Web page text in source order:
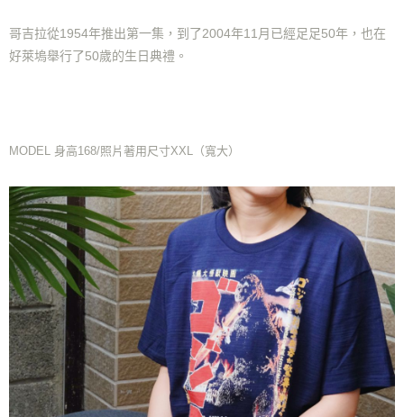
哥吉拉從1954年推出第一集，到了2004年11月已經足足50年，也在
好萊塢舉行了50歲的生日典禮。
MODEL 身高168/照片著用尺寸XXL（寬大）